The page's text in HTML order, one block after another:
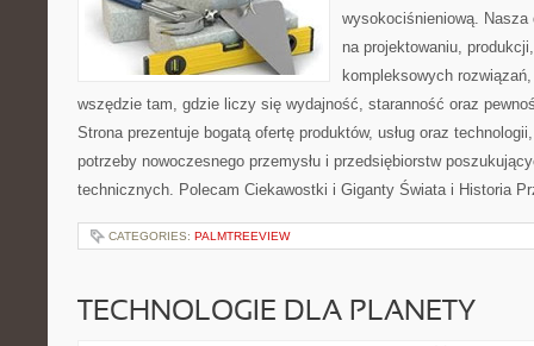
wysokociśnieniową. Nasza
na projektowaniu,
kompleksowych
wszędzie tam, gdzie liczy się wydajność, staranność oraz
Strona prezentuje bogatą ofertę produktów, usług oraz
potrzeby nowoczesnego przemysłu i przedsiębiorstw
technicznych. Polecam Ciekawostki i Giganty Świata i Historia
CATEGORIES: PALMTREEVIEW
TECHNOLOGIE DLA PLANETY